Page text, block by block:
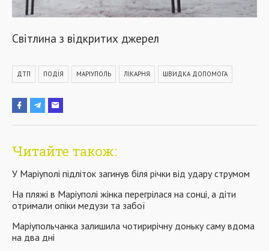
Світлина з відкритих джерел
ДТП ПОДІЯ МАРІУПОЛЬ ЛІКАРНЯ ШВИДКА ДОПОМОГА
Читайте також:
У Маріуполі підліток загинув біля річки від удару струмом
На пляжі в Маріуполі жінка перегрілася на сонці, а діти
отримали опіки медузи та забої
Маріупольчанка залишила чотирирічну доньку саму вдома
на два дні